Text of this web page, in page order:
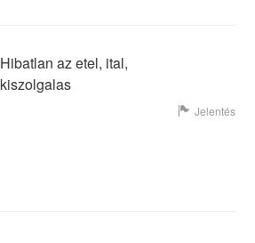
Hibatlan az etel, ital,
kiszolgalas
Jelentés